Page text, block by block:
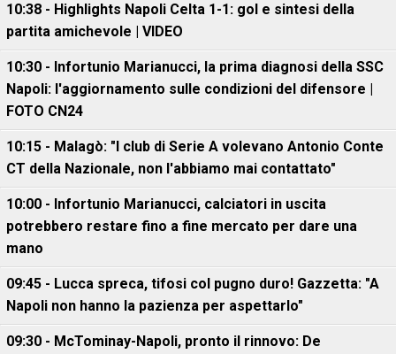
10:38 - Highlights Napoli Celta 1-1: gol e sintesi della
partita amichevole | VIDEO
10:30 - Infortunio Marianucci, la prima diagnosi della SSC
Napoli: l'aggiornamento sulle condizioni del difensore |
FOTO CN24
10:15 - Malagò: "I club di Serie A volevano Antonio Conte
CT della Nazionale, non l'abbiamo mai contattato"
10:00 - Infortunio Marianucci, calciatori in uscita
potrebbero restare fino a fine mercato per dare una
mano
09:45 - Lucca spreca, tifosi col pugno duro! Gazzetta: "A
Napoli non hanno la pazienza per aspettarlo"
09:30 - McTominay-Napoli, pronto il rinnovo: De